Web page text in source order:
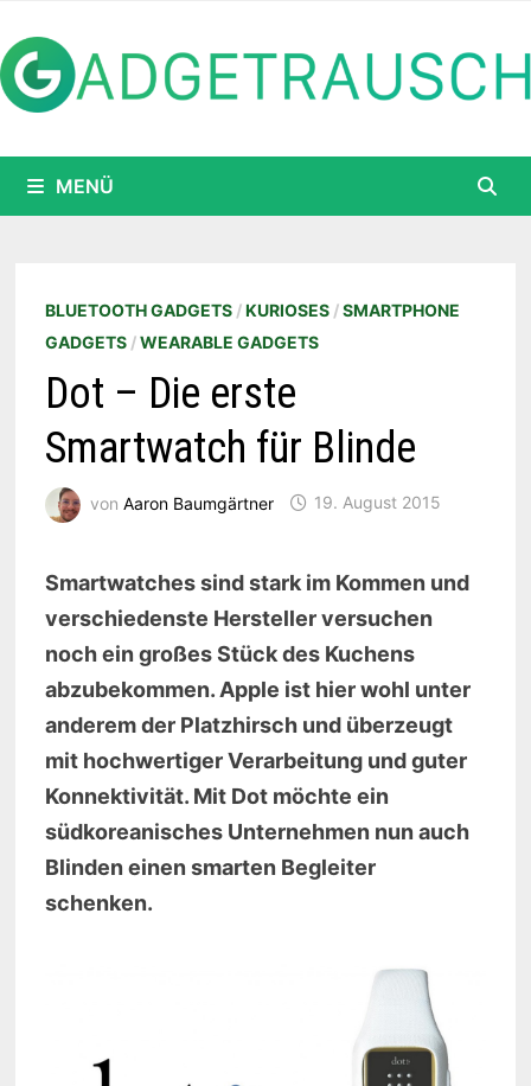
Inhalt
springen
MENÜ
BLUETOOTH GADGETS/KURIOSES/SMARTPHONE
GADGETS/WEARABLE GADGETS
Dot – Die erste
Smartwatch für Blinde
von Aaron Baumgärtner 19. August 2015
Smartwatches sind stark im Kommen und
verschiedenste Hersteller versuchen
noch ein großes Stück des Kuchens
abzubekommen. Apple ist hier wohl unter
anderem der Platzhirsch und überzeugt
mit hochwertiger Verarbeitung und guter
Konnektivität. Mit Dot möchte ein
südkoreanisches Unternehmen nun auch
Blinden einen smarten Begleiter
schenken.